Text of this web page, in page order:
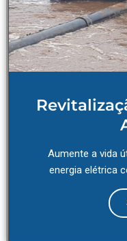
Aumente a vida
energia elétrica